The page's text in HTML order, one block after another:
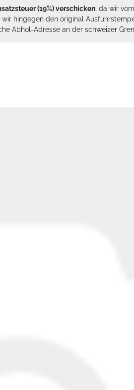
(19%) verschicken , da wir
hingegen den original
Abhol-Adresse an der schweizer